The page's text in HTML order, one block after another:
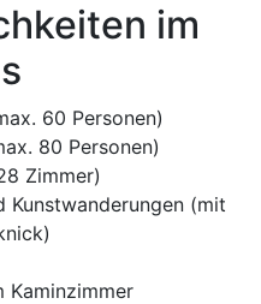
im
60 Personen)
80 Personen)
Zimmer)
Kunstwanderungen (mit
Kaminzimmer